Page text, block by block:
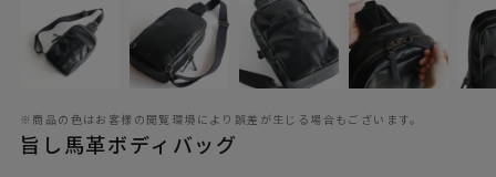
※商品の色はお客様の閲覧環境により誤差が生じる場合もございます。
旨し馬革ボディバッグ